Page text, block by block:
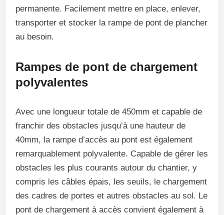
permanente. Facilement mettre en place, enlever,
transporter et stocker la rampe de pont de plancher
au besoin.
Rampes de pont de chargement
polyvalentes
Avec une longueur totale de 450mm et capable de
franchir des obstacles jusqu’à une hauteur de
40mm, la rampe d’accès au pont est également
remarquablement polyvalente. Capable de gérer les
obstacles les plus courants autour du chantier, y
compris les câbles épais, les seuils, le chargement
des cadres de portes et autres obstacles au sol. Le
pont de chargement à accès convient également à